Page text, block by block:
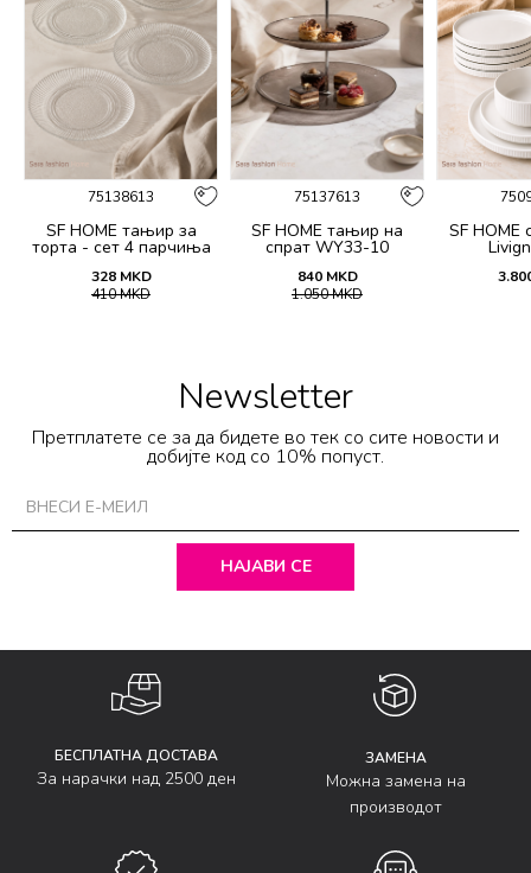
75138613
SF HOME тањир за
торта - сет 4 парчиња
328 MKD
410MKD
75137613
SF HOME тањир на
спрат WY33-10
840 MKD
1.050MKD
SF HOME
Newsletter
Претплатете се за да бидете во тек со сите новости и
добијте код со 10% попуст.
НАЈАВИ СЕ
БЕСПЛАТНА ДОСТАВА
За нарачки над 2500 ден
ЗАМЕНА
Можна замена на
производот